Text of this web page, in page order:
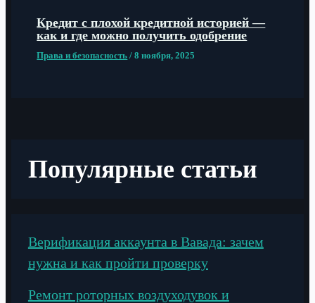
Кредит с плохой кредитной историей —
как и где можно получить одобрение
Права и безопасность /8 ноября, 2025
Популярные статьи
Верификация аккаунта в Вавада: зачем
нужна и как пройти проверку
Ремонт роторных воздуходувок и